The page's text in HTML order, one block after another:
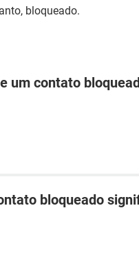
bloqueado.
um contato
bloqueado